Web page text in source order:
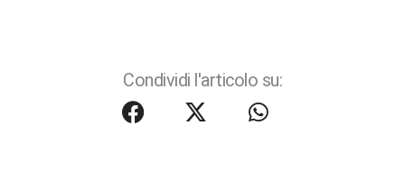
Condividi l'articolo su: